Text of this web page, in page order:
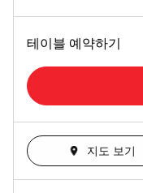
테이블 예약하기
지도 보기